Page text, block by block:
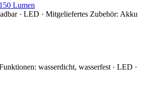
Lumen
· LED · Mitgeliefertes Zubehör: Akku
wasserdicht, wasserfest · LED ·